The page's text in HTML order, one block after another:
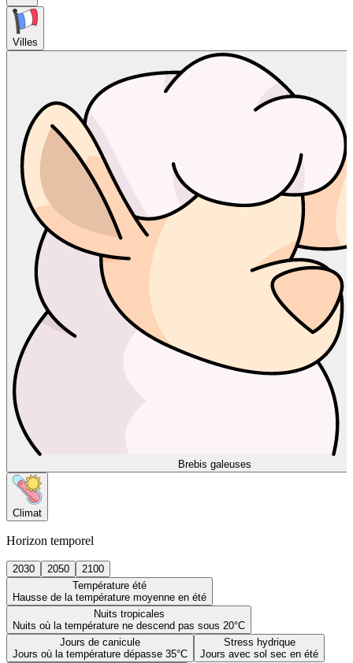
Villes
Brebis galeuses
Climat
Horizon temporel
2030 2050
2100
Température été
Hausse de la température moyenne en été
Nuits tropicales
Nuits où la température ne descend pas sous 20°C
Jours de canicule
Jours où la température dépasse 35°C
Stress hydrique
Jours avec sol sec en été